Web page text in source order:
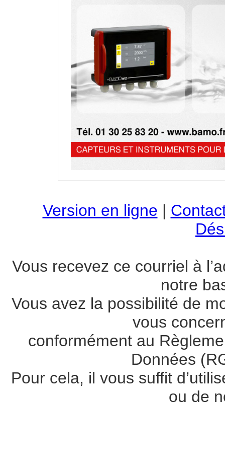
Version en ligne |
Vous recevez ce courriel à
notre
Vous avez la possibilité de
vous
conformément au
Données
Pour cela, il vous suffit
ou de